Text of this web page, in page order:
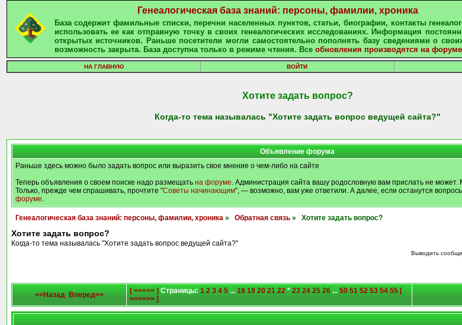
Генеалогическая база знаний: персоны, фамилии, хроника
База содержит фамильные списки, перечни населенных пунктов, статьи, биографии, контакты
использовать ее как отправную точку в своих генеалогических исследованиях. Информация
открытых источников. Раньше посетители могли самостоятельно пополнять базу сведениями о
возможность закрыта. База доступна только в режиме чтения. Все обновления производятся на форуме
НА ГЛАВНУЮ ВОЙТИ
Хотите задать вопрос?
Когда-то тема называлась "Хотите задать вопрос ведущей сайта?"
Объявление форума
Раньше здесь можно было задать вопрос или выразить свое мнение о чем-либо на сайте
Теперь объявления о своем поиске надо размещать на форуме. Администрация сайта вашу родословную вам прислать не может.
Только, прежде чем спрашивать, прочтите "Советы начинающим", — возможно, вам уже ответили. А далее, если останутся
форуме.
Генеалогическая база знаний: персоны, фамилии, хроника» Обратная связь» Хотите задать вопрос?
Хотите задать вопрос?
Когда-то тема называлась "Хотите задать вопрос ведущей сайта?"
Выводить
<<Назад Вперед>> [ <<<<< ] Страницы: 1 2 3 4 5... 18 19 20 21 22* 23 24 25 26... 50 51 52 53 54 55 [
>>>>>> ]